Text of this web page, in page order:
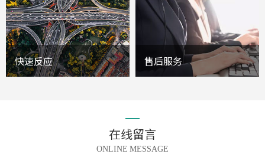
快速反应 售后服务
在线留言
ONLINE MESSAGE